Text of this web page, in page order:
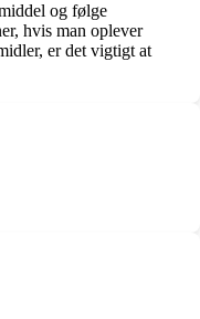
og følge
hvis man oplever
er det vigtigt at